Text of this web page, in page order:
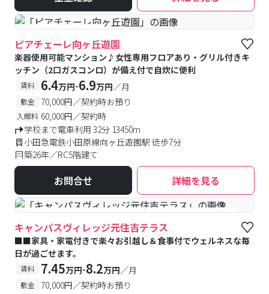
#女性専用フロアあり
ピアチェーレ向ヶ丘遊園
楽器使用可能マンション♪女性専用フロアあり・グリル付きキ
ッチン（2口ガスコンロ）が備え付で自炊に便利
賃料 6.4万円-6.9万円／月
敷金 70,000円／契約時お預り
入館料 60,000円／契約時
学校まで電車利用 32分 13450m
小田急電鉄小田原線向ヶ丘遊園駅 徒歩7分
築26年／RC5階建て
お問合せ 詳細を見る
#食事付き #女性専用フロアあり #予約受付中 #空室待ち
キャンパスヴィレッジ元住吉テラス
■■家具・家電付きで楽々お引越し＆食事付でウェルネスな毎
日が過ごせます。
賃料 7.45万円-8.2万円／月
敷金
70,000円／契約時お預り